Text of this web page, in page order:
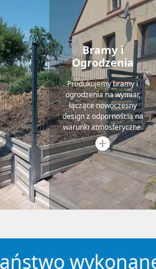
Bramy i
Ogrodzenia
Produkujemy bramy i
ogrodzenia na wymiar,
łączące nowoczesny
design z odpornością na
warunki atmosferyczne.